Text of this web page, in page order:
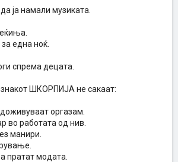
ја намали музиката.
една ноќ.
спрема децата.
ШКОРПИЈА не сакаат:
оргазам.
во работата од нив.
манири.
пратат модата.